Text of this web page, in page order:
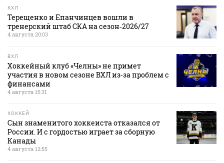
КХЛ
Терещенко и Епанчинцев вошли в
тренерский штаб СКА на сезон‑2026/27
4 августа 20:03
ВХЛ
Хоккейный клуб «Челны» не примет
участия в новом сезоне ВХЛ из‑за проблем с
финансами
4 августа 15:31
ХОККЕЙ
Сын знаменитого хоккеиста отказался от
России. И с гордостью играет за сборную
Канады
4 августа 12:55